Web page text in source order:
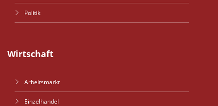
Politik
Wirtschaft
Arbeitsmarkt
Einzelhandel